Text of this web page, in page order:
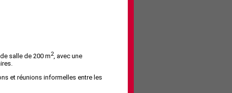
salle de 200 m2, avec une
et réunions informelles entre les